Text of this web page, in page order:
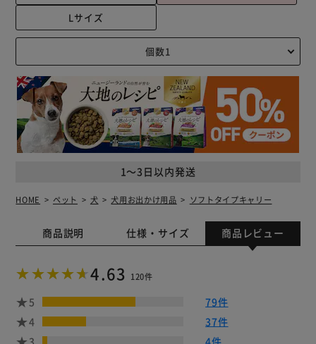
Lサイズ
1～3日以内発送
HOME ペット 犬 犬用お出かけ用品 ソフトタイプキャリー
商品説明 仕様・サイズ 商品レビュー
4.63 120件
5
79件
4
37件
3
4件